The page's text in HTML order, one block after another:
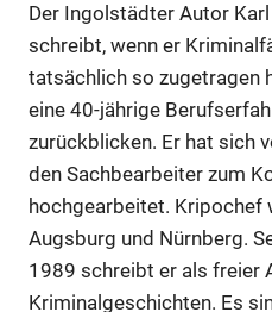
Der Ingolstädter Autor
schreibt, wenn er
tatsächlich so zugetragen
eine 40-jährige
zurückblicken. Er hat sich
den Sachbearbeiter zum
hochgearbeitet. Kripochef
Augsburg und Nürnberg.
1989 schreibt er als freier
Kriminalgeschichten. Es